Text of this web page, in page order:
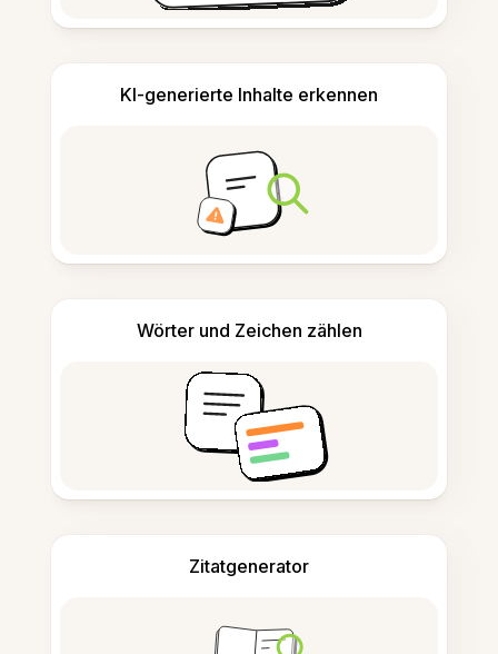
KI-generierte Inhalte erkennen
Wörter und Zeichen zählen
Zitatgenerator